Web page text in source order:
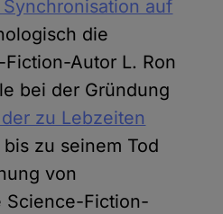
auf
die
Autor L. Ron
bei der Gründung
zu Lebzeiten
zu seinem Tod
von
Science-Fiction-